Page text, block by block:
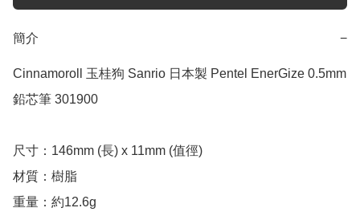
簡介 −
Cinnamoroll 玉桂狗 Sanrio 日本製 Pentel EnerGize 0.5mm
鉛芯筆 301900
尺寸：146mm (長) x 11mm (值徑)
材質：樹脂
重量：約12.6g